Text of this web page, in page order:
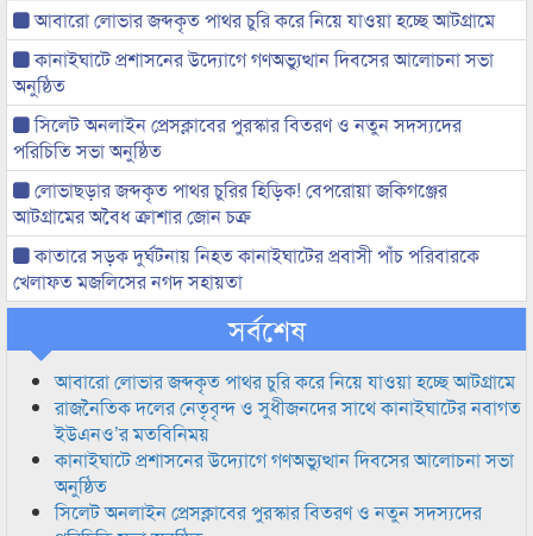
আবারো লোভার জব্দকৃত পাথর চুরি করে নিয়ে যাওয়া হচ্ছে আটগ্রামে
কানাইঘাটে প্রশাসনের উদ্যোগে গণঅভ্যুত্থান দিবসের আলোচনা সভা
অনুষ্ঠিত
সিলেট অনলাইন প্রেসক্লাবের পুরস্কার বিতরণ ও নতুন সদস্যদের
পরিচিতি সভা অনুষ্ঠিত
লোভাছড়ার জব্দকৃত পাথর চুরির হিড়িক! বেপরোয়া জকিগঞ্জের
আটগ্রামের অবৈধ ক্রাশার জোন চক্র
কাতারে সড়ক দুর্ঘটনায় নিহত কানাইঘাটের প্রবাসী পাঁচ পরিবারকে
খেলাফত মজলিসের নগদ সহায়তা
সর্বশেষ
আবারো লোভার জব্দকৃত পাথর চুরি করে নিয়ে যাওয়া হচ্ছে আটগ্রামে
রাজনৈতিক দলের নেতৃবৃন্দ ও সুধীজনদের সাথে কানাইঘাটের নবাগত
ইউএনও’র মতবিনিময়
কানাইঘাটে প্রশাসনের উদ্যোগে গণঅভ্যুত্থান দিবসের আলোচনা সভা
অনুষ্ঠিত
সিলেট অনলাইন প্রেসক্লাবের পুরস্কার বিতরণ ও নতুন সদস্যদের